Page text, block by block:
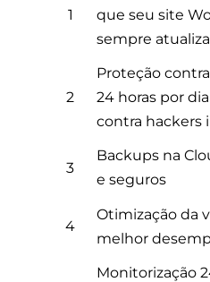
1
que seu site
sempre
2
Proteção
24 horas por
contra hackers
3
Backups na
e seguros
4
Otimização da
melhor
Monitorização